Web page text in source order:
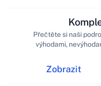
Zobrazit
Přečtěte si naši
výhodami,